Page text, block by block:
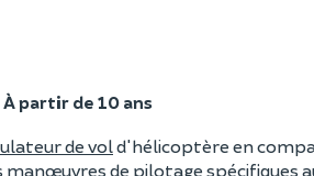
À partir de 10 ans
de vold'hélicoptère en
de pilotage spécifiques